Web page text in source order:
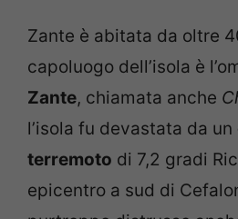
Zante è abitata da oltre
capoluogo dell’isola è
Zante, chiamata anche
l’isola fu devastata da un
terremoto di 7,2 gradi
epicentro a sud di